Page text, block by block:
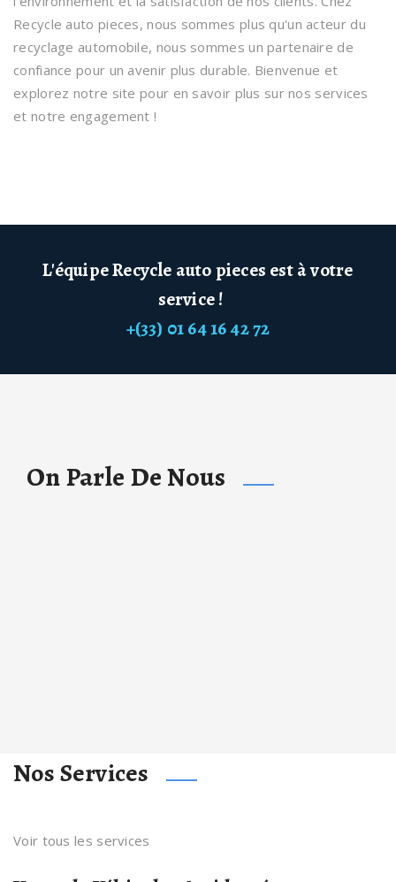
Recycle auto pieces, nous sommes plus qu'un acteur du
recyclage automobile, nous sommes un partenaire de
confiance pour un avenir plus durable. Bienvenue et
explorez notre site pour en savoir plus sur nos services
et notre engagement !
L'équipe Recycle auto pieces est à votre
+(33) 01 64 16 42 72
On Parle De Nous
Nos Services
Voir tous les services